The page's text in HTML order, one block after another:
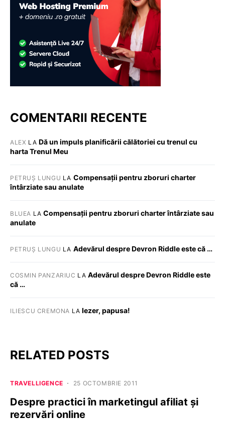
COMENTARII RECENTE
ALEX LA Dă un impuls planificării călătoriei cu trenul cu
harta Trenul Meu
PETRUȘ LUNGU LA Compensații pentru zboruri charter
întârziate sau anulate
BLUEA LACompensații pentru zboruri charter întârziate sau
anulate
PETRUȘ LUNGU LA Adevărul despre Devron Riddle este că …
COSMIN PANZARIUC LA Adevărul despre Devron Riddle este
că …
ILIESCU CREMONA LAIezer, papusa!
RELATED POSTS
TRAVELLIGENCE 25 OCTOMBRIE 2011
Despre practici în marketingul afiliat și
rezervări online